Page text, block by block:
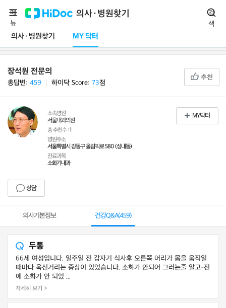
의사·병원찾기
의사·병원찾기 MY 닥터
메
뉴
검
색
장석원 전문의
총답변: 459 하이닥 Score: 73점
추천
소속병원
서울내과의원
총 추천수 :1
병원주소
서울특별시 강동구 올림픽로 580 (성내동)
진료과목
소화기내과
상담
MY닥터
의사기본정보 건강Q&A(459)
두통
66세 여성입니다. 일주일 전 갑자기 식사후 오른쪽 머리가 몸을 움직일
때마다 욱신거리는 증상이 있었습니다. 소화가 안되어 그러는줄 알고-전
에 소화가 안 되었 ...
자세히 보기 >